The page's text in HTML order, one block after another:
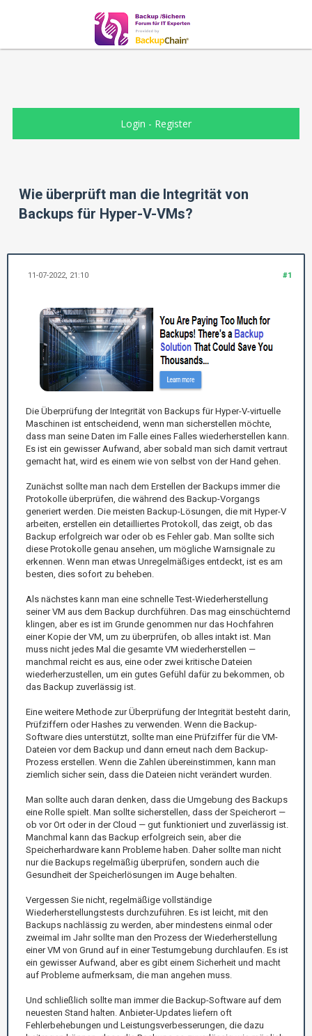
Login - Register
Wie überprüft man die Integrität von
Backups für Hyper-V-VMs?
#1
11-07-2022, 21:10
Die Überprüfung der Integrität von Backups für Hyper-V-virtuelle
Maschinen ist entscheidend, wenn man sicherstellen möchte,
dass man seine Daten im Falle eines Falles wiederherstellen kann.
Es ist ein gewisser Aufwand, aber sobald man sich damit vertraut
gemacht hat, wird es einem wie von selbst von der Hand gehen.
Zunächst sollte man nach dem Erstellen der Backups immer die
Protokolle überprüfen, die während des Backup-Vorgangs
generiert werden. Die meisten Backup-Lösungen, die mit Hyper-V
arbeiten, erstellen ein detailliertes Protokoll, das zeigt, ob das
Backup erfolgreich war oder ob es Fehler gab. Man sollte sich
diese Protokolle genau ansehen, um mögliche Warnsignale zu
erkennen. Wenn man etwas Unregelmäßiges entdeckt, ist es am
besten, dies sofort zu beheben.
Als nächstes kann man eine schnelle Test-Wiederherstellung
seiner VM aus dem Backup durchführen. Das mag einschüchternd
klingen, aber es ist im Grunde genommen nur das Hochfahren
einer Kopie der VM, um zu überprüfen, ob alles intakt ist. Man
muss nicht jedes Mal die gesamte VM wiederherstellen —
manchmal reicht es aus, eine oder zwei kritische Dateien
wiederherzustellen, um ein gutes Gefühl dafür zu bekommen, ob
das Backup zuverlässig ist.
Eine weitere Methode zur Überprüfung der Integrität besteht darin,
Prüfziffern oder Hashes zu verwenden. Wenn die Backup-
Software dies unterstützt, sollte man eine Prüfziffer für die VM-
Dateien vor dem Backup und dann erneut nach dem Backup-
Prozess erstellen. Wenn die Zahlen übereinstimmen, kann man
ziemlich sicher sein, dass die Dateien nicht verändert wurden.
Man sollte auch daran denken, dass die Umgebung des Backups
eine Rolle spielt. Man sollte sicherstellen, dass der Speicherort —
ob vor Ort oder in der Cloud — gut funktioniert und zuverlässig ist.
Manchmal kann das Backup erfolgreich sein, aber die
Speicherhardware kann Probleme haben. Daher sollte man nicht
nur die Backups regelmäßig überprüfen, sondern auch die
Gesundheit der Speicherlösungen im Auge behalten.
Vergessen Sie nicht, regelmäßige vollständige
Wiederherstellungstests durchzuführen. Es ist leicht, mit den
Backups nachlässig zu werden, aber mindestens einmal oder
zweimal im Jahr sollte man den Prozess der Wiederherstellung
einer VM von Grund auf in einer Testumgebung durchlaufen. Es ist
ein gewisser Aufwand, aber es gibt einem Sicherheit und macht
auf Probleme aufmerksam, die man angehen muss.
Und schließlich sollte man immer die Backup-Software auf dem
neuesten Stand halten. Anbieter-Updates liefern oft
Fehlerbehebungen und Leistungsverbesserungen, die dazu